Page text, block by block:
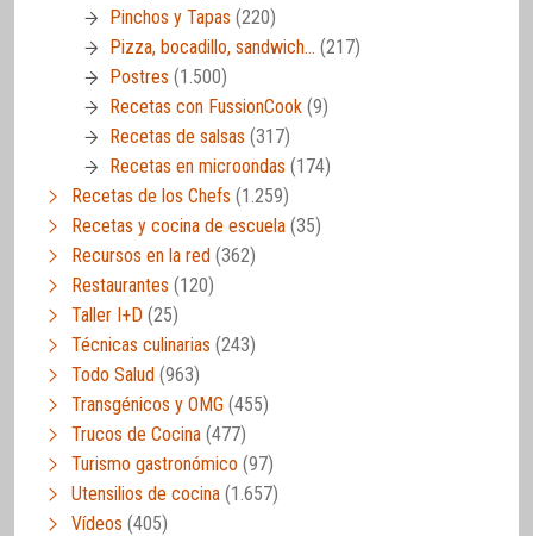
Pinchos y Tapas (220)
Pizza, bocadillo, sandwich… (217)
Postres (1.500)
Recetas con FussionCook (9)
Recetas de salsas (317)
Recetas en microondas (174)
Recetas de los Chefs (1.259)
Recetas y cocina de escuela (35)
Recursos en la red (362)
Restaurantes (120)
Taller I+D (25)
Técnicas culinarias (243)
Todo Salud (963)
Transgénicos y OMG (455)
Trucos de Cocina (477)
Turismo gastronómico (97)
Utensilios de cocina (1.657)
Vídeos (405)